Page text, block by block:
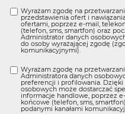
Wyrażam zgodę na
przedstawienia ofert i
ofertami, poprzez e-mail,
(telefon, sms, smartfon) oraz
Administrator danych
do osoby wyrażającej zgodę
komunikacyjnymi).
Wyrażam zgodę na
Administratora danych
preferencji i profilowania.
osobowych może dostarczać
informacje handlowe, poprzez
końcowe (telefon, sms,
podanymi kanałami